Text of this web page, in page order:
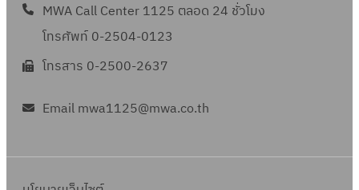
MWA Call Center 1125 ตลอด 24 ชั่วโมง
โทรศัพท์ 0-2504-0123
โทรสาร 0-2500-2637
Email mwa1125@mwa.co.th